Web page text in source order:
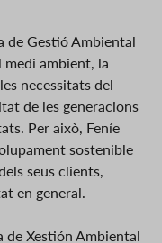
de Gestió Ambiental
medi ambient, la
necessitats del
de les generacions
Per això, Feníe
sostenible
seus clients,
en general.
de Xestión Ambiental